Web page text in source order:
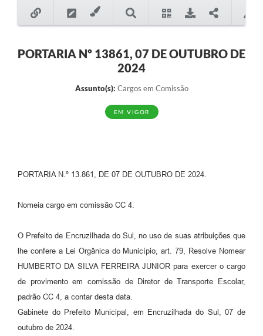
1DOC
PARCEIROS
Contato
Ramais
Carta de Serviços
Relatório Ouvidoria 2022
Relatório Ouvidoria 2024
PORTARIA Nº 13861, 07 DE OUTUBRO DE
2024
Assunto(s): Cargos em Comissão
EM VIGOR
PORTARIA N.º 13.861, DE 07 DE OUTUBRO DE 2024.
Nomeia cargo em comissão CC 4.
O Prefeito de Encruzilhada do Sul, no uso de suas atribuições que
lhe confere a Lei Orgânica do Município, art. 79, Resolve Nomear
HUMBERTO DA SILVA FERREIRA JUNIOR para exercer o cargo
de provimento em comissão de Diretor de Transporte Escolar,
padrão CC 4, a contar desta data.
Gabinete do Prefeito Municipal, em Encruzilhada do Sul, 07 de
outubro de 2024.